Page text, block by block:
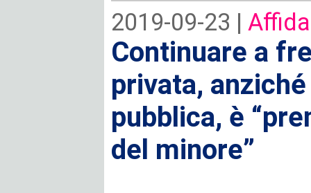
2019-09-23 |
Continuare a
privata,
pubblica, è
del minore”